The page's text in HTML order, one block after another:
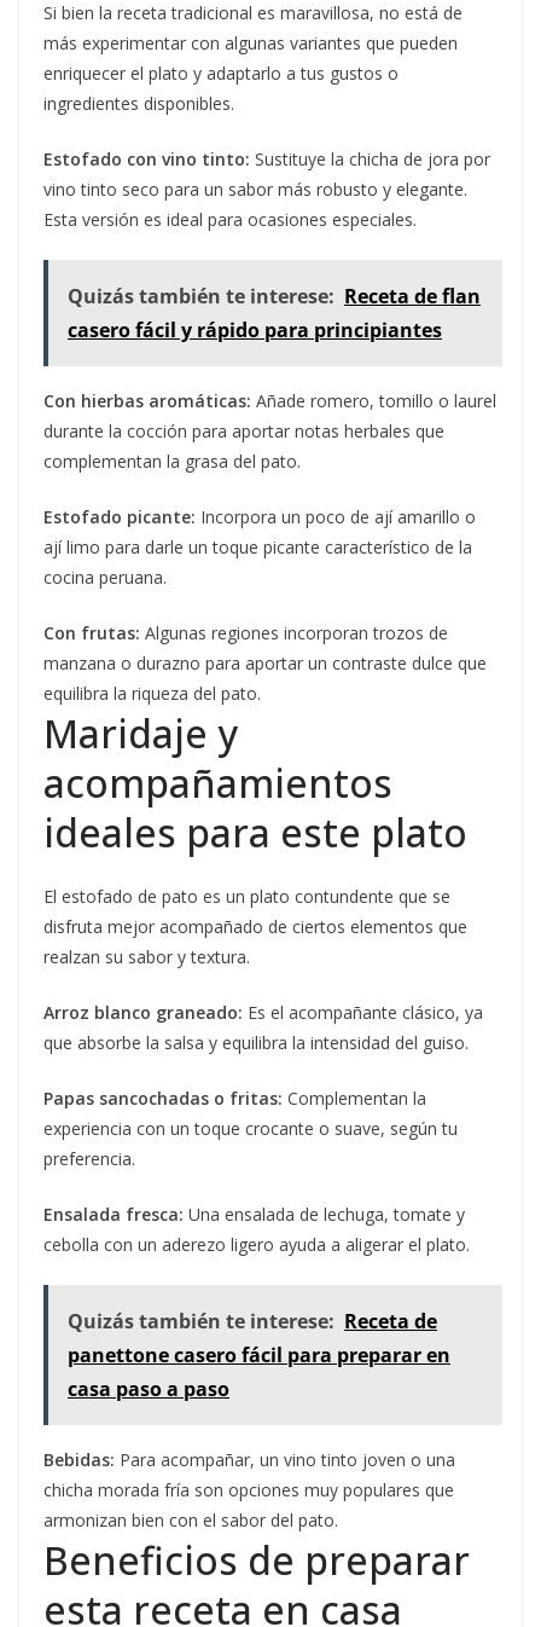
Si bien la receta tradicional es maravillosa, no está de
más experimentar con algunas variantes que pueden
enriquecer el plato y adaptarlo a tus gustos o
ingredientes disponibles.
Estofado con vino tinto: Sustituye la chicha de jora por
vino tinto seco para un sabor más robusto y elegante.
Esta versión es ideal para ocasiones especiales.
Quizás también te interese: Receta de flan
casero fácil y rápido para principiantes
Con hierbas aromáticas: Añade romero, tomillo o laurel
durante la cocción para aportar notas herbales que
complementan la grasa del pato.
Estofado picante: Incorpora un poco de ají amarillo o
ají limo para darle un toque picante característico de la
cocina peruana.
Con frutas: Algunas regiones incorporan trozos de
manzana o durazno para aportar un contraste dulce que
equilibra la riqueza del pato.
Maridaje y
acompañamientos
ideales para este plato
El estofado de pato es un plato contundente que se
disfruta mejor acompañado de ciertos elementos que
realzan su sabor y textura.
Arroz blanco graneado: Es el acompañante clásico, ya
que absorbe la salsa y equilibra la intensidad del guiso.
Papas sancochadas o fritas: Complementan la
experiencia con un toque crocante o suave, según tu
preferencia.
Ensalada fresca: Una ensalada de lechuga, tomate y
cebolla con un aderezo ligero ayuda a aligerar el plato.
Quizás también te interese: Receta de
panettone casero fácil para preparar en
casa paso a paso
Bebidas: Para acompañar, un vino tinto joven o una
chicha morada fría son opciones muy populares que
armonizan bien con el sabor del pato.
Beneficios de preparar
esta receta en casa